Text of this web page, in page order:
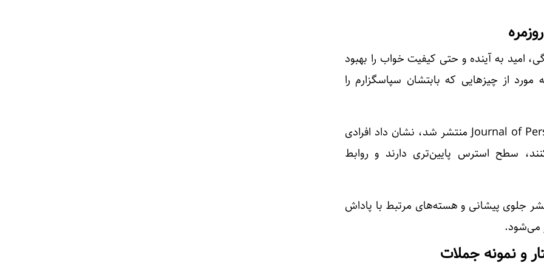
امید به آینده و حتی کیفیت خواب را بهبود
از چیزهایی که بابتشان سپاسگزارم را
مطالعه‌ای که در Journal of Personality and Social Psychology منتشر شد، نشان داد افرادی
سطح استرس پایین‌تری دارند و روابط
جلوی پیشانی و هسته‌های مرتبط با پاداش
می‌شود.
و نمونه جملات